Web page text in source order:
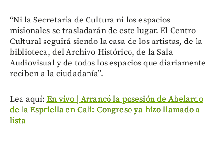
“Ni la Secretaría de Cultura ni los espacios
misionales se trasladarán de este lugar. El Centro
Cultural seguirá siendo la casa de los artistas, de la
biblioteca, del Archivo Histórico, de la Sala
Audiovisual y de todos los espacios que diariamente
reciben a la ciudadanía”.
Lea aquí: En vivo | Arrancó la posesión de Abelardo
de la Espriella en Cali: Congreso ya hizo llamado a
lista